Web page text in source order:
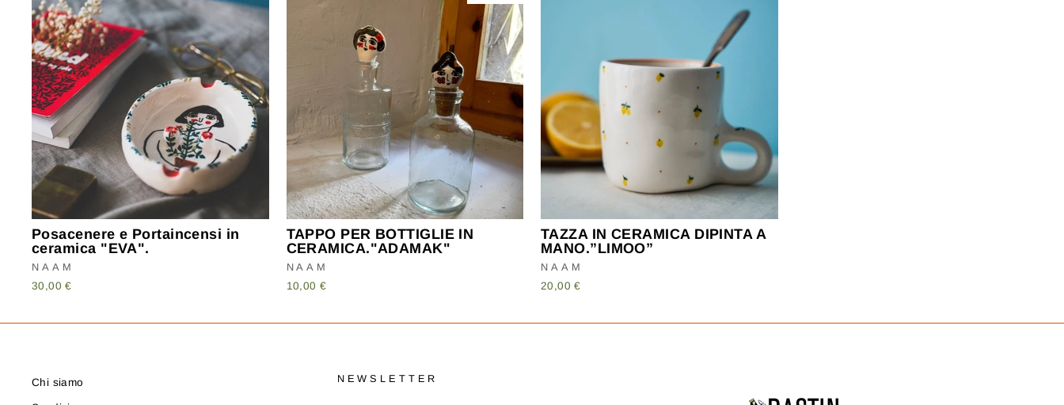
Posacenere e Portaincensi in
ceramica "EVA".
NAAM
30,00 €
TAPPO PER BOTTIGLIE IN
CERAMICA."ADAMAK"
NAAM
10,00 €
TAZZA IN CERAMICA DIPINTA A
MANO.”LIMOO”
NAAM
20,00 €
Chi siamo NEWSLETTER